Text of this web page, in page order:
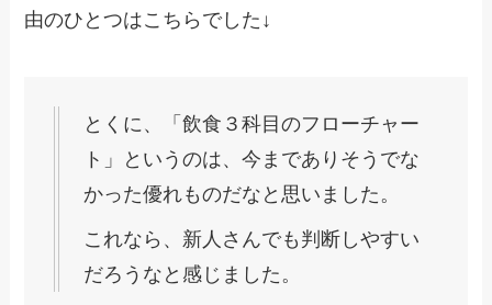
由のひとつはこちらでした↓
とくに、「飲食３科目のフローチャー
ト」というのは、今までありそうでな
かった優れものだなと思いました。
これなら、新人さんでも判断しやすい
だろうなと感じました。